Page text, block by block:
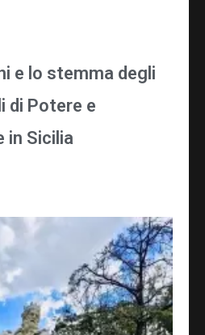
e lo stemma degli
di Potere e
in Sicilia